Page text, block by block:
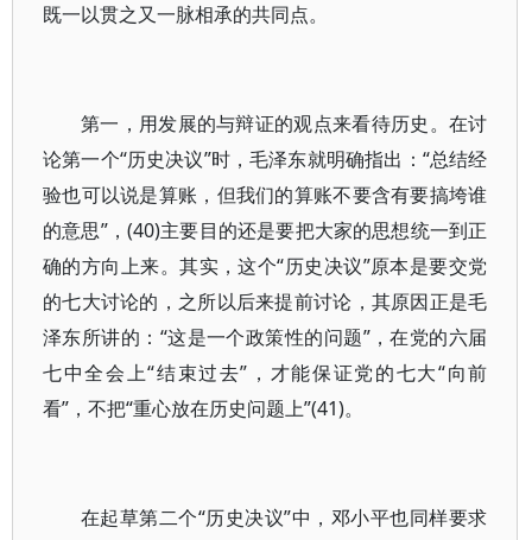
既一以贯之又一脉相承的共同点。
第一，用发展的与辩证的观点来看待历史。在讨
论第一个“历史决议”时，毛泽东就明确指出：“总结经
验也可以说是算账，但我们的算账不要含有要搞垮谁
的意思”，(40)主要目的还是要把大家的思想统一到正
确的方向上来。其实，这个“历史决议”原本是要交党
的七大讨论的，之所以后来提前讨论，其原因正是毛
泽东所讲的：“这是一个政策性的问题”，在党的六届
七中全会上“结束过去”，才能保证党的七大“向前
看”，不把“重心放在历史问题上”(41)。
在起草第二个“历史决议”中，邓小平也同样要求